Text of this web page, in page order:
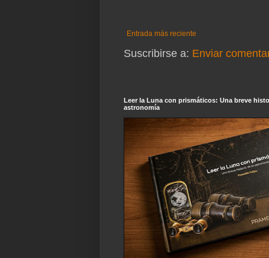
Entrada más reciente
Suscribirse a: Enviar
Leer la Luna con prismáticos: Una breve
astronomía